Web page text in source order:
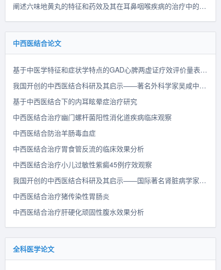
阐述六味地黄丸的特征和药效及其在耳鼻咽喉疾病的治疗中的应用
中西医结合论文
基于中医学特征和症状学特点的GAD心脾两虚证疗效评价量表的探讨
我国开创的中西医结合科研及其启示——著名外科学家吴咸中院士与中西医结合诊疗急腹症研究
基于中西医结合下的内耳眩晕症治疗研究
中西医结合治疗幽门螺杆菌阳性消化道疾病临床观察
中西医结合防治羊肠毒血症
中西医结合治疗胃食管反流的临床效果分析
中西医结合治疗小儿过敏性紫癜45例疗效观察
我国开创的中西医结合科研及其启示——国际著名肾脏病学家黎磊石院士与中药治疗肾脏病的中西医结合研究
中西医结合治疗猪传染性胃肠炎
中西医结合治疗肝硬化顽固性腹水效果分析
全科医学论文